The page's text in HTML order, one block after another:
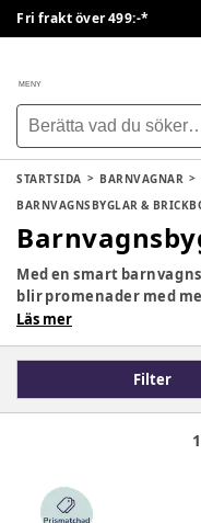
Fri frakt över 499:-*
MENY
STARTSIDA BARNVAGNAR
BARNVAGNSBYGLAR &
Med en smart
blir promenader med
smidigare. Hos oss på
hands, både för dig och
Läs mer
Filter